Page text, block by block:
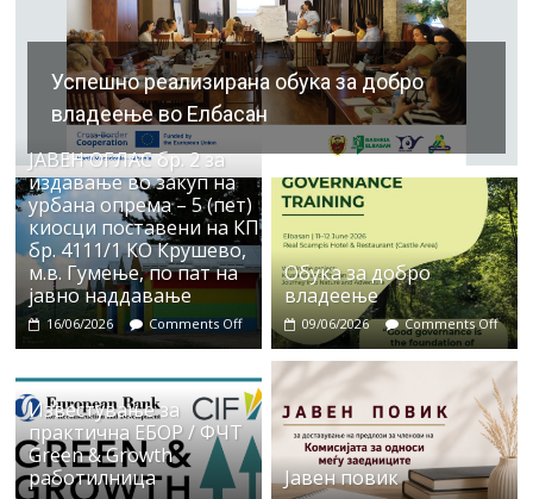
Успешно реализирана обука за добро
владеење во Елбасан
ЈАВЕН ОГЛАС бр. 2 за
издавање во закуп на
урбана опрема – 5 (пет)
киосци поставени на КП
бр. 4111/1 КО Крушево,
м.в. Гумење, по пат на
јавно наддавање
16/06/2026 Comments Off
Обука за добро
владеење
09/06/2026 Comments Off
Известување за
практична ЕБОР / ФЧТ
Green & Growth
работилница
Јавен повик